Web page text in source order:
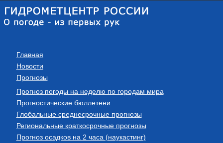
Главная
Новости
Прогнозы
Прогноз погоды на неделю по городам мира
Прогностические бюллетени
Глобальные среднесрочные прогнозы
Региональные краткосрочные прогнозы
Прогноз осадков на 2 часа (наукастинг)